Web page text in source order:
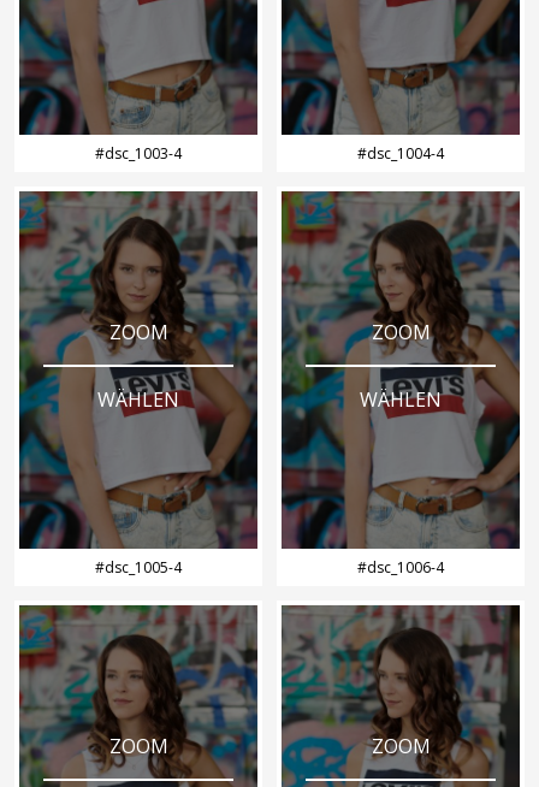
#dsc_1003-4 #dsc_1004-4
ZOOM
WÄHLEN
#dsc_1005-4
ZOOM
WÄHLEN
#dsc_1006-4
ZOOM ZOOM